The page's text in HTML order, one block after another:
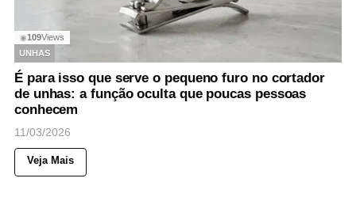
◉109Views
UNHAS
É para isso que serve o pequeno furo no cortador
de unhas: a função oculta que poucas pessoas
conhecem
11/03/2026
Veja Mais